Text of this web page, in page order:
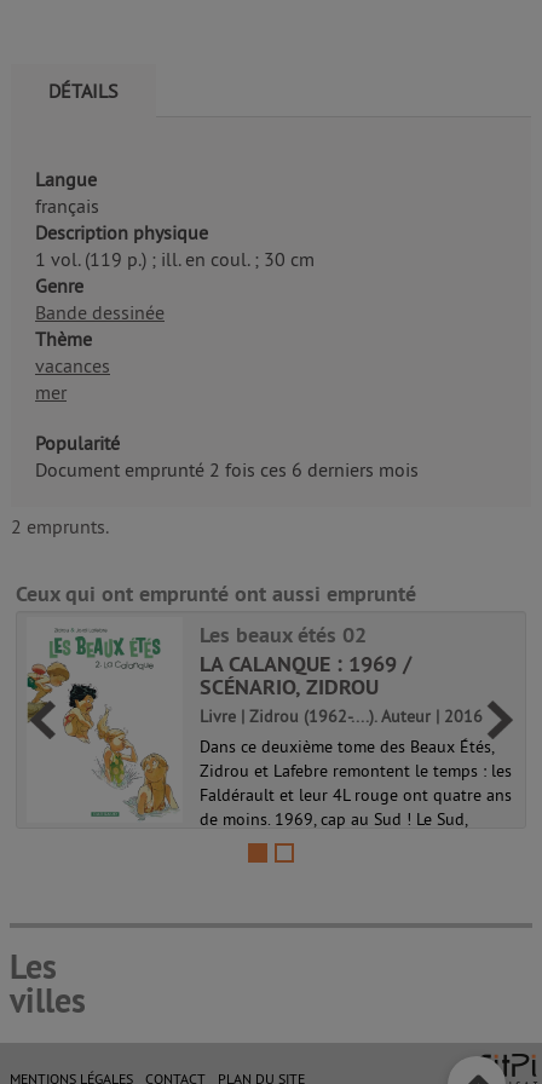
DÉTAILS
Langue
français
Description physique
1 vol. (119 p.) ; ill. en coul. ; 30 cm
Genre
Bande dessinée
Thème
vacances
mer
Popularité
Document emprunté 2 fois ces 6 derniers mois
2 emprunts.
Ceux qui ont emprunté ont aussi emprunté
Les beaux étés 02
LA CALANQUE : 1969 /
SCÉNARIO, ZIDROU
Livre | Zidrou (1962-....). Auteur | 2016
Dans ce deuxième tome des Beaux Étés,
Zidrou et Lafebre remontent le temps : les
Faldérault et leur 4L rouge ont quatre ans
de moins. 1969, cap au Sud ! Le Sud,
certes, mais le voyage sur les petites
routes a aussi toute son impor...
Les
villes
MENTIONS LÉGALES CONTACT PLAN DU SITE